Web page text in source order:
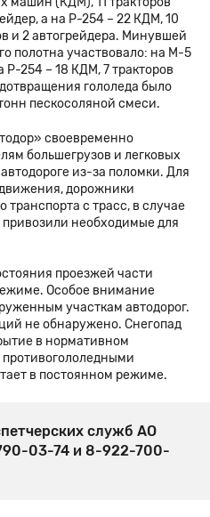
а на Р-254 – 22 КДМ, 10
и 2 автогрейдера. Минувшей
полотна участвовало: на М-5
Р-254 – 18 КДМ, 7 тракторов
гололеда было
пескосоляной смеси.
своевременно
большегрузов и легковых
из-за поломки. Для
дорожники
транспорта с трасс, в случае
необходимые для
проезжей части
Особое внимание
участкам автодорог.
не обнаружено. Снегопад
в нормативном
в постоянном режиме.
служб АО
03-74 и 8-922-700-